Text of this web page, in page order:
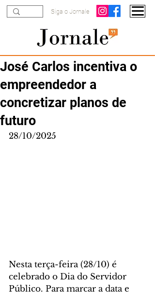
Siga o Jornale
José Carlos incentiva o
empreendedor a
concretizar planos de
futuro
28/10/2025
Nesta terça-feira (28/10) é
celebrado o Dia do Servidor
Público. Para marcar a data e